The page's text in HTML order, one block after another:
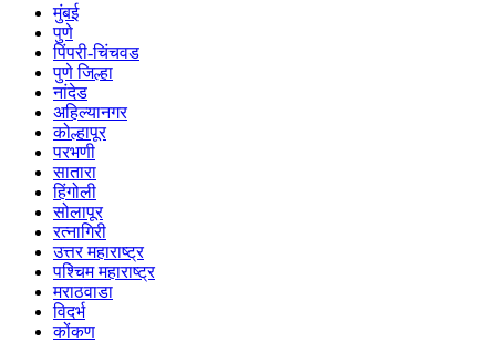
मुंबई
पुणे
पिंपरी-चिंचवड
पुणे जिल्हा
नांदेड
अहिल्यानगर
कोल्हापूर
परभणी
सातारा
हिंगोली
सोलापूर
रत्नागिरी
उत्तर महाराष्ट्र
पश्चिम महाराष्ट्र
मराठवाडा
विदर्भ
कोंकण